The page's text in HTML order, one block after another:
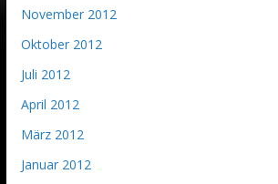
November 2012
Oktober 2012
Juli 2012
April 2012
März 2012
Januar 2012